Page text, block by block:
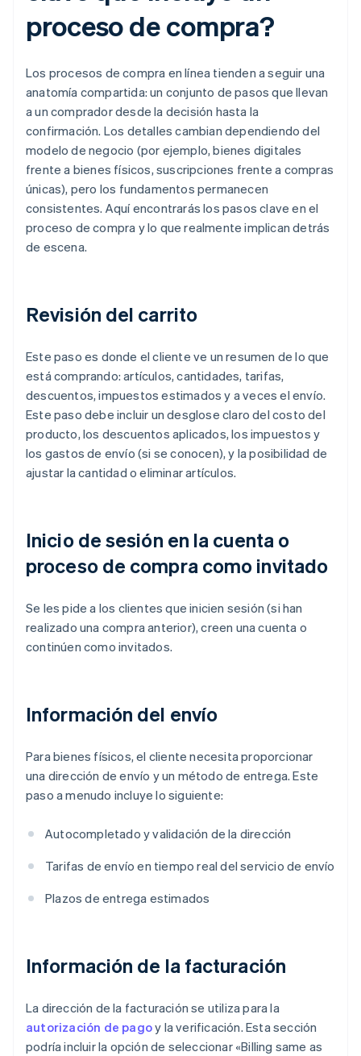
proceso de compra?
Los procesos de compra en línea tienden a seguir una
anatomía compartida: un conjunto de pasos que llevan
a un comprador desde la decisión hasta la
confirmación. Los detalles cambian dependiendo del
modelo de negocio (por ejemplo, bienes digitales
frente a bienes físicos, suscripciones frente a compras
únicas), pero los fundamentos permanecen
consistentes. Aquí encontrarás los pasos clave en el
proceso de compra y lo que realmente implican detrás
de escena.
Revisión del carrito
Este paso es donde el cliente ve un resumen de lo que
está comprando: artículos, cantidades, tarifas,
descuentos, impuestos estimados y a veces el envío.
Este paso debe incluir un desglose claro del costo del
producto, los descuentos aplicados, los impuestos y
los gastos de envío (si se conocen), y la posibilidad de
ajustar la cantidad o eliminar artículos.
Inicio de sesión en la cuenta o
proceso de compra como invitado
Se les pide a los clientes que inicien sesión (si han
realizado una compra anterior), creen una cuenta o
continúen como invitados.
Información del envío
Para bienes físicos, el cliente necesita proporcionar
una dirección de envío y un método de entrega. Este
paso a menudo incluye lo siguiente:
Autocompletado y validación de la dirección
Tarifas de envío en tiempo real del servicio de envío
Plazos de entrega estimados
Información de la facturación
La dirección de la facturación se utiliza para la
autorización de pagoy la verificación. Esta sección
podría incluir la opción de seleccionar «Billing same as